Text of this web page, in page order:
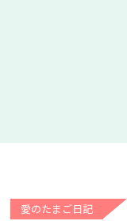
愛のたまご日記